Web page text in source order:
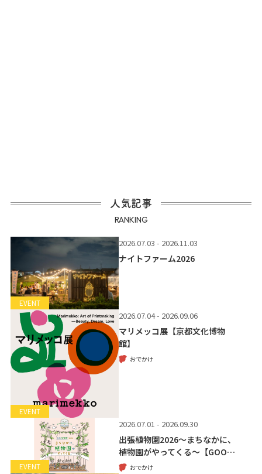
人気記事
RANKING
EVENT
2026.07.03 - 2026.11.03
ナイトファーム2026
EVENT
2026.07.04 - 2026.09.06
マリメッコ展【京都文化博物
館】
おでかけ
EVENT
2026.07.01 - 2026.09.30
出張植物園2026～まちなかに、
植物園がやってくる～【GOO…
おでかけ